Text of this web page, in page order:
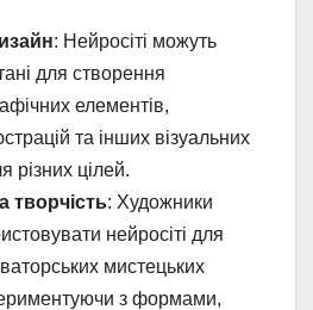
: Нейросіті можуть
для створення
елементів,
та інших візуальних
різних цілей.
творчість: Художники
нейросіті для
мистецьких
з формами,